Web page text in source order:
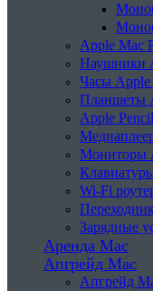
Apple Mac
Наушники
Часы Apple
Планшеты
Apple Pencil
Мониторы
Wi-Fi
Зарядные
Аренда Mac
Апгрейд Mac
Апгрейд